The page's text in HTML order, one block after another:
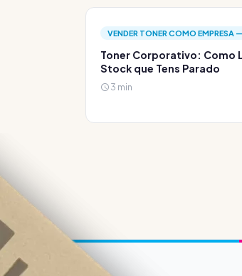
VENDER TONER COMO EMPRESA
Toner Corporativo: Como
Stock que Tens Parado
3 min